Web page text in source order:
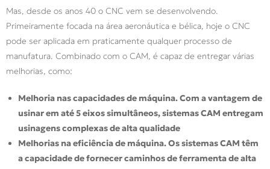
Mas, desde os anos 40 o CNC vem se desenvolvendo.
Primeiramente focada na área aeronáutica e bélica, hoje o CNC
pode ser aplicada em praticamente qualquer processo de
manufatura. Combinado com o CAM, é capaz de entregar várias
melhorias, como:
Melhoria nas capacidades de máquina. Com a vantagem de
usinar em até 5 eixos simultâneos, sistemas CAM entregam
usinagens complexas de alta qualidade
Melhorias na eficiência de máquina. Os sistemas CAM têm
a capacidade de fornecer caminhos de ferramenta de alta